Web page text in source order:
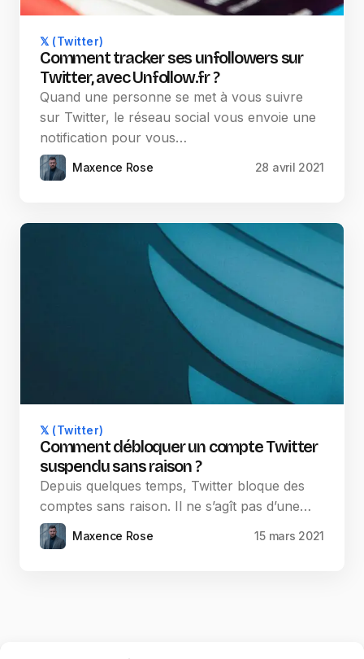
𝕏 (Twitter)
Comment tracker ses unfollowers sur
Twitter, avec Unfollow.fr ?
Quand une personne se met à vous suivre
sur Twitter, le réseau social vous envoie une
notification pour vous…
Maxence Rose 28 avril 2021
𝕏 (Twitter)
Comment débloquer un compte Twitter
suspendu sans raison ?
Depuis quelques temps, Twitter bloque des
comptes sans raison. Il ne s’agît pas d’une…
Maxence Rose 15 mars 2021